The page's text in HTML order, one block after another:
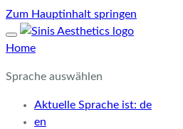
Zum Hauptinhalt springen
Home
Sprache auswählen
Aktuelle Sprache ist: de
en